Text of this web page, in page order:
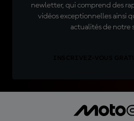
newletter, qui comprend des
vidéos exceptionnelles ainsi
actualités de notre